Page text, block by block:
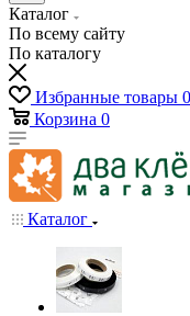
Каталог
По всему сайту
По каталогу
Избранные товары 0
Корзина 0
Каталог